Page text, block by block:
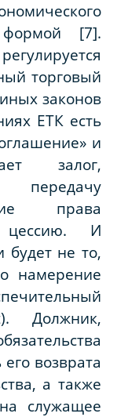
[7].
торговый
законов
ЕТК есть
и
залог,
права
цессию. И
будет не то,
намерение
Должник,
возврата
а также
служащее